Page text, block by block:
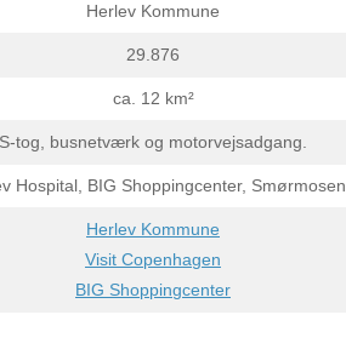
Herlev Kommune
29.876
ca. 12 km²
S-tog, busnetværk og motorvejsadgang.
Hospital, BIG Shoppingcenter, Smørmosen
Herlev Kommune
Visit Copenhagen
BIG Shoppingcenter